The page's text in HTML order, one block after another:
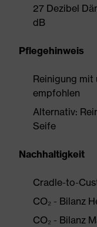
27 Dezibel
dB
Pflegehinweis
Reinigung mit
empfohlen
Alternativ:
Seife
Nachhaltigkeit
Cradle-to-
CO₂ - Bilanz
CO₂ - Bilanz